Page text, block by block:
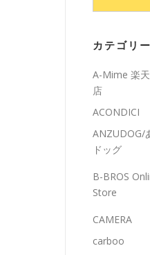
カテゴリー
A-Mime 楽
店
ACONDICI
ANZUDOG/
ドッグ
B-BROS
Store
CAMERA
carboo